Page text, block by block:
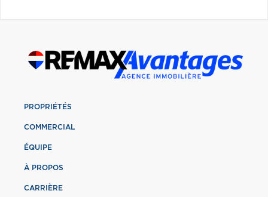
PROPRIÉTÉS
COMMERCIAL
ÉQUIPE
À PROPOS
CARRIÈRE